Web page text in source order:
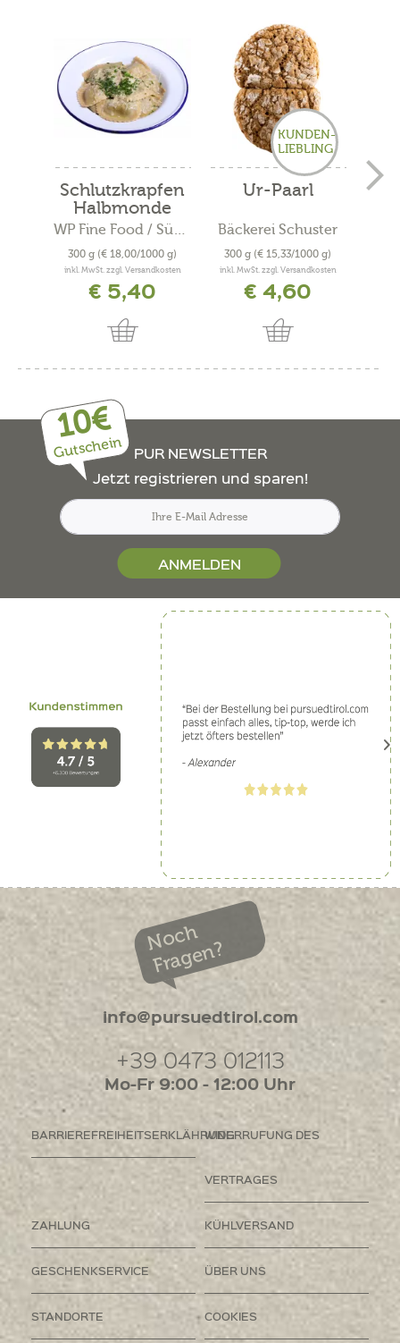
Schlutzkrapfen
Halbmonde
WP Fine Food / Südtiroler...
300 g (€ 18,00/1000 g)
inkl. MwSt. zzgl. Versandkosten
€ 5,40
KUNDEN-
LIEBLING
Ur-Paarl
Bäckerei Schuster
300 g (€ 15,33/1000 g)
inkl. MwSt. zzgl. Versandkosten
€ 4,60
10€
Gutschein
PUR NEWSLETTER
Jetzt registrieren und sparen!
ANMELDEN
Noch
Fragen?
info@pursuedtirol.com
+39 0473 012113
Mo-Fr 9:00 - 12:00 Uhr
BARRIEREFREIHEITSERKLÄHRUNGWIDERRUFUNG DES
VERTRAGES
ZAHLUNG KÜHLVERSAND
GESCHENKSERVICE ÜBER UNS
STANDORTE COOKIES